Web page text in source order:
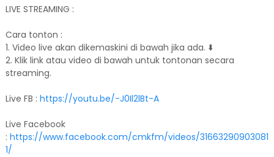
LIVE STREAMING :
Cara tonton :
1. Video live akan dikemaskini di bawah jika ada. ⬇️
2. Klik link atau video di bawah untuk tontonan secara
streaming.
Live FB : https://youtu.be/-J0Il2lBt-A
Live Facebook
: https://www.facebook.com/cmkfm/videos/31663290903081
1/